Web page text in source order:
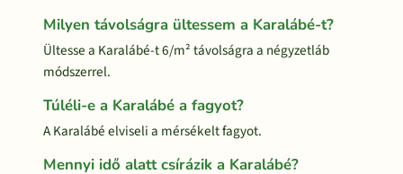
Milyen távolságra ültessem a Karalábé-t?
Ültesse a Karalábé-t 6/m² távolságra a négyzetláb
módszerrel.
Túléli-e a Karalábé a fagyot?
A Karalábé elviseli a mérsékelt fagyot.
Mennyi idő alatt csírázik a Karalábé?